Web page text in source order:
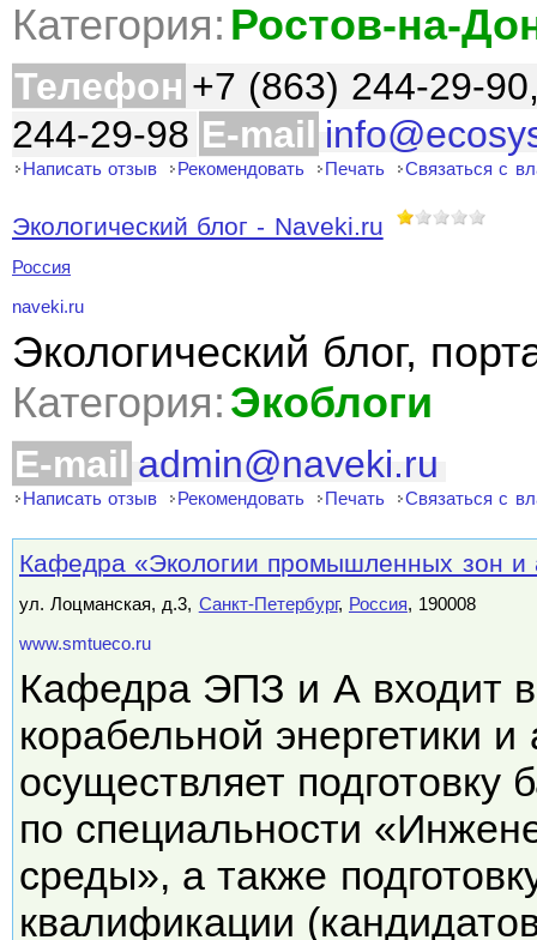
Категория: Ростов-на-
Телефон +7 (863) 244-29-
244-29-98 E-mail
Написать отзыв Рекомендовать Печать Связаться с
Экологический блог - Naveki.ru
Россия
naveki.ru
Экологический блог,
Категория: Экоблоги
E-mail admin@naveki.ru
Написать отзыв Рекомендовать Печать Связаться с
Кафедра «Экологии промышленных зон
ул. Лоцманская, д.3, Санкт-Петербург, Россия, 190008
www.smtueco.ru
Кафедра ЭПЗ и А входит в
корабельной энергетики
осуществляет подготовку
по специальности
среды», а также
квалификации